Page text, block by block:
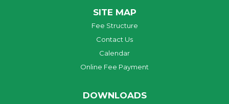
SITE MAP
Fee Structure
Contact Us
Calendar
Online Fee Payment
DOWNLOADS